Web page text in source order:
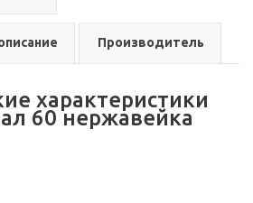
Производитель
характеристики
60 нержавейка